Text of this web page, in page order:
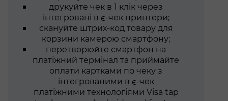
друкуйте чек в 1 клік через
інтегровані в є-чек принтери;
скануйте штрих-код товару для
корзини камерою смартфону;
перетворюйте смартфон на
платіжний термінал та приймайте
оплати картками по чеку з
інтегрованими в є-чек
платіжними технологіями Visa tap